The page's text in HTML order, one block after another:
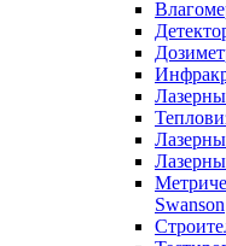
Swanson